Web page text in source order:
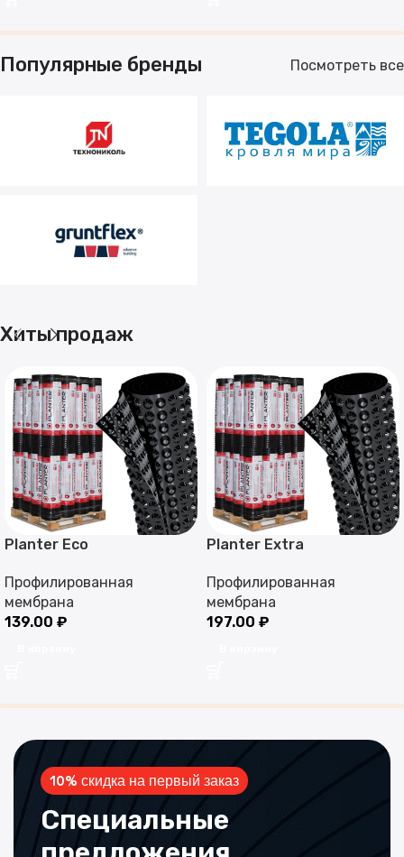
Популярные бренды Посмотреть все
Хиты продаж
Planter Eco
Профилированная
мембрана
139.00 ₽
Planter Extra
Профилированная
мембрана
197.00 ₽
10% скидка на первый заказ
Специальные